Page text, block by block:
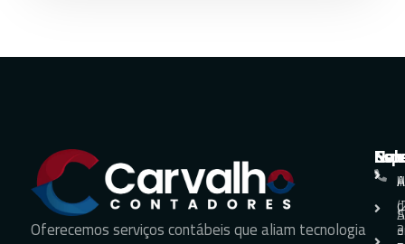
Oferecemos serviços contábeis que aliam tecnologia